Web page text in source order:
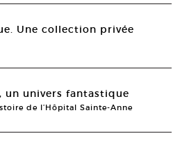
Une collection privée
un univers fantastique
de l’Hôpital Sainte-Anne